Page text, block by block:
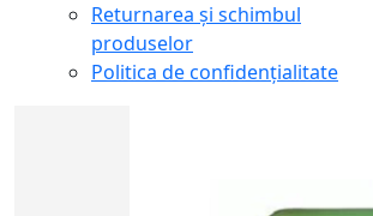
Returnarea și schimbul
produselor
Politica de confidențialitate